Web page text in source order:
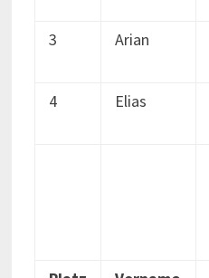
3 Arian
4 Elias